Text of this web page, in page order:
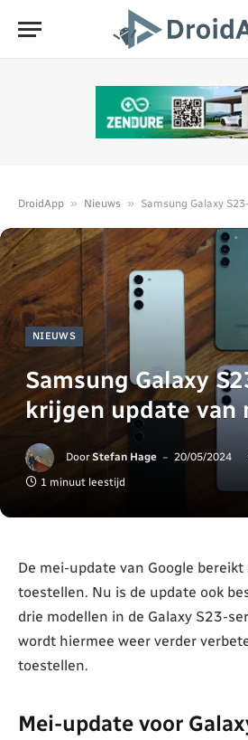
DroidApp » Nieuws » Samsung Galaxy S23-
NIEUWS
Samsung Galaxy
krijgen update van
Door Stefan Hage 20/05/2024
1 minuut leestijd
De mei-update van Google
toestellen. Nu is de update ook
drie modellen in de Galaxy S23-
wordt hiermee weer verder
toestellen.
Mei-update voor